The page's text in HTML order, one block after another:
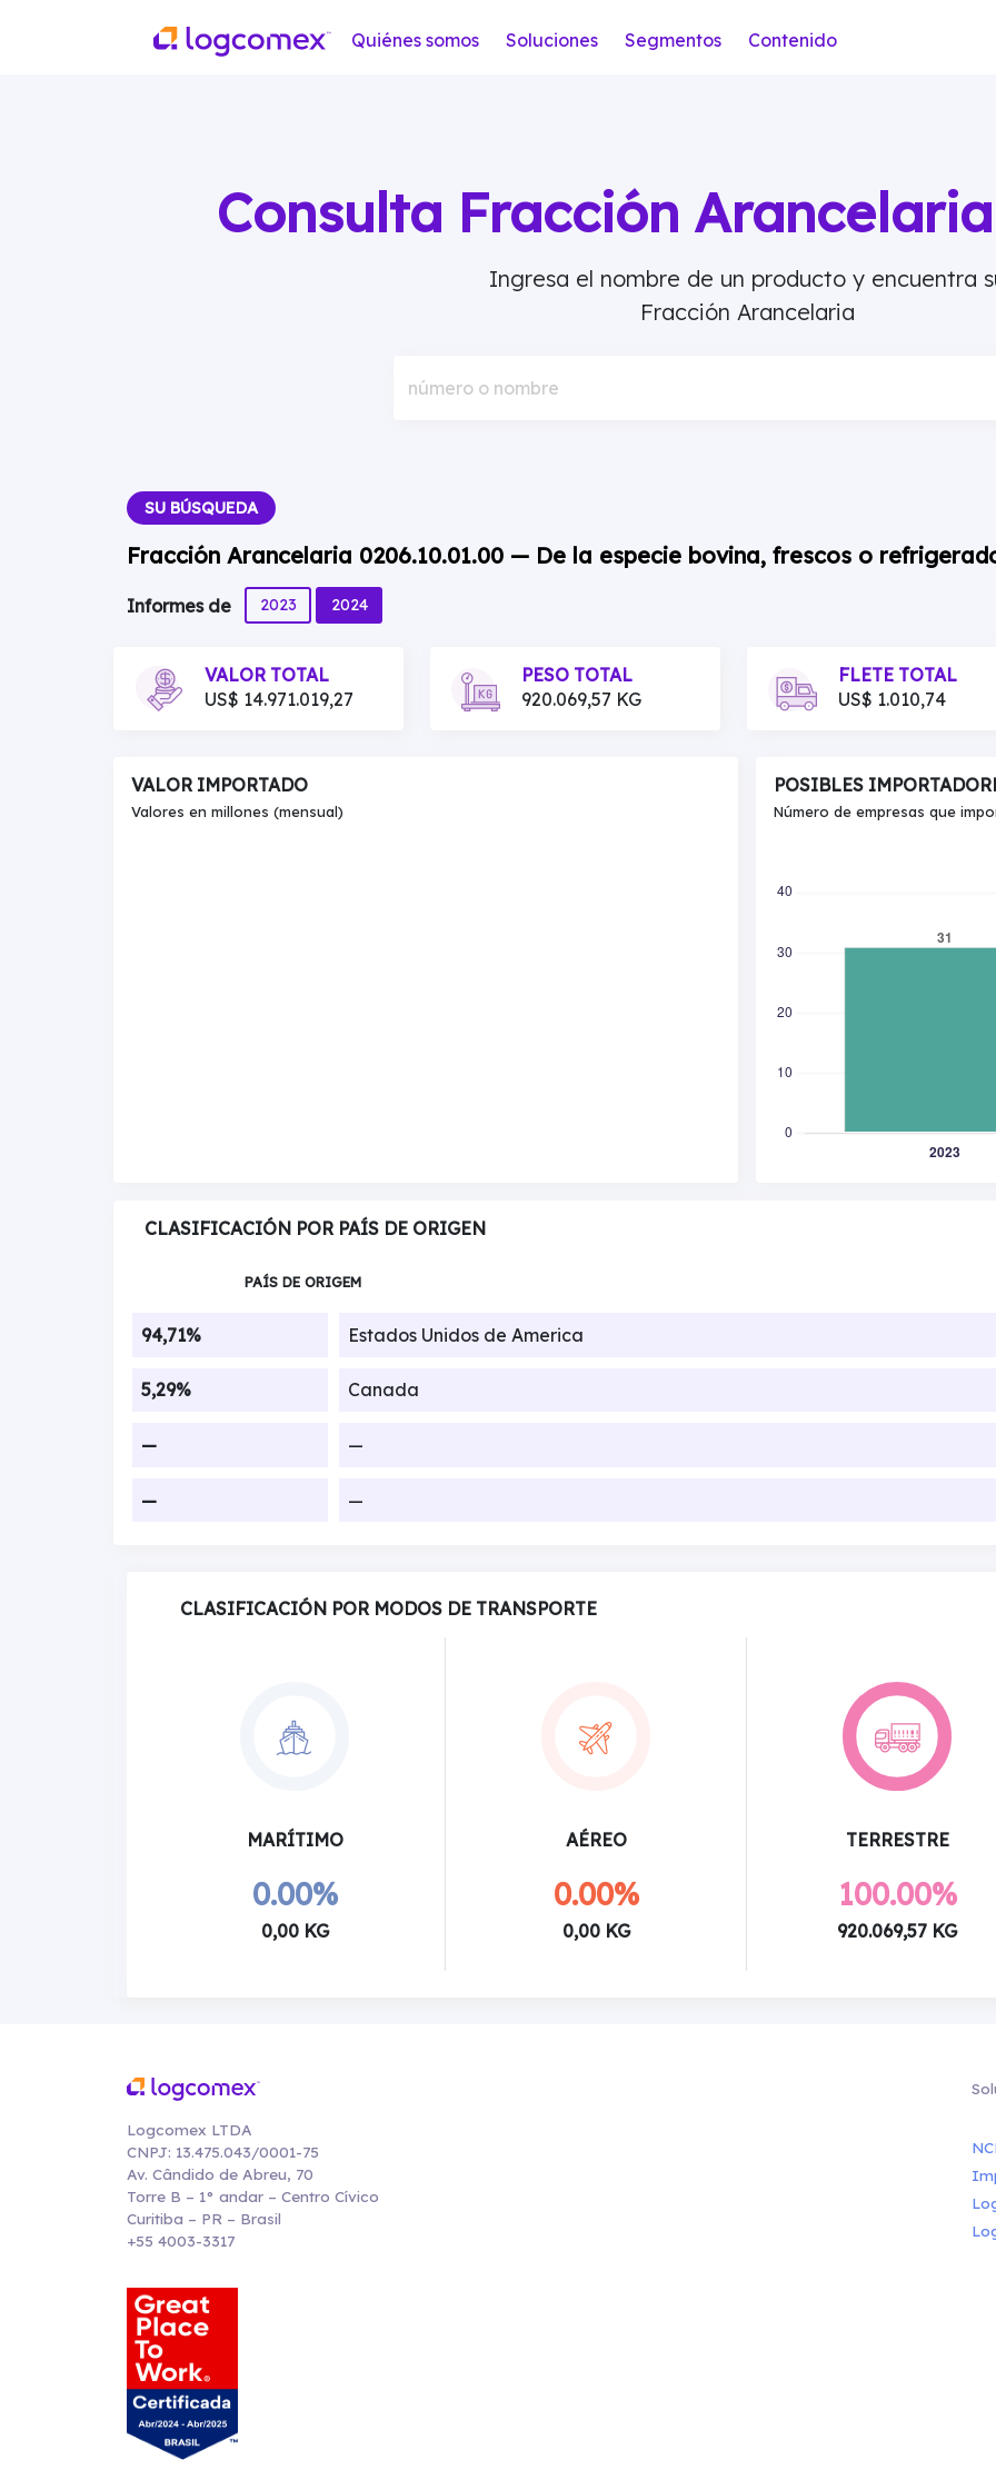
Quiénes somos Soluciones Segmentos Contenido
Consulta Fracción
Ingresa el nombre de un producto y encuentra
Fracción Arancelaria
número o nombre
SU BÚSQUEDA
Fracción Arancelaria 0206.10.01.00 — De la especie bovina, frescos o
Informes de 2023 2024
VALOR TOTAL
US$ 14.971.019,27
PESO TOTAL
920.069,57 KG
FLETE TOTAL
US$ 1.010,74
VALOR IMPORTADO
Valores en millones (mensual)
POSIBLES
Número de empresas que
CLASIFICACIÓN POR PAÍS DE ORIGEN
PAÍS DE ORIGEM
94,71% Estados Unidos de America
5,29% Canada
— —
— —
CLASIFICACIÓN POR MODOS DE TRANSPORTE
MARÍTIMO
0.00%
0,00 KG
AÉREO
0.00%
0,00 KG
TERRESTRE
100.00%
920.069,57 KG
Logcomex LTDA
CNPJ: 13.475.043/0001-75
Av. Cândido de Abreu, 70
Torre B – 1° andar – Centro Cívico
Curitiba – PR – Brasil
+55 4003-3317